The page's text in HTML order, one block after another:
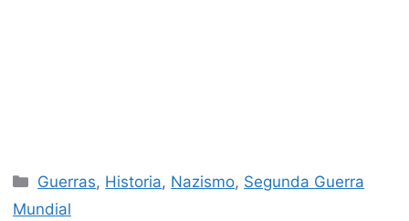
Categorías
Guerras, Historia, Nazismo, Segunda Guerra
Mundial